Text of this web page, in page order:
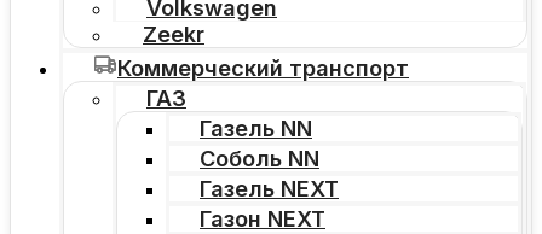
Volkswagen
Zeekr
Коммерческий транспорт
ГАЗ
Газель NN
Соболь NN
Газель NEXT
Газон NEXT